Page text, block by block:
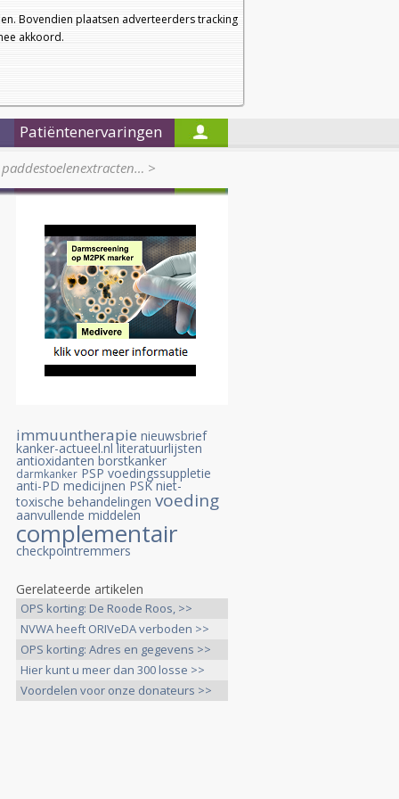
Bovendien plaatsen adverteerders tracking
akkoord.
a
a
Nieuwsbrief
Startpagina
Patiëntenervaringen
>
immuuntherapie nieuwsbrief
kanker-actueel.nl literatuurlijsten
antioxidanten borstkanker
darmkanker PSP voedingssuppletie
anti-PD medicijnen PSK niet-
toxische behandelingen voeding
aanvullende middelen
complementair
checkpointremmers
Gerelateerde artikelen
OPS korting: De Roode Roos, >>
NVWA heeft ORIVeDA verboden >>
OPS korting: Adres en gegevens >>
Hier kunt u meer dan 300 losse >>
Voordelen voor onze donateurs >>